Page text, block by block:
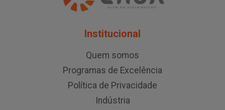
Institucional
Quem somos
Programas de Excelência
Política de Privacidade
Indústria